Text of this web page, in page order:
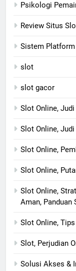
Psikologi
Review Situs
Sistem Platform
slot
slot gacor
Slot Online,
Slot Online,
Slot Online,
Slot Online,
Slot Online,
Aman, Panduan
Slot Online,
Slot, Perjudian
Solusi Akses &